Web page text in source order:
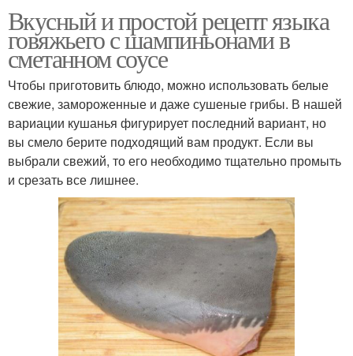
Вкусный и простой рецепт языка
говяжьего с шампиньонами в
сметанном соусе
Чтобы приготовить блюдо, можно использовать белые
свежие, замороженные и даже сушеные грибы. В нашей
вариации кушанья фигурирует последний вариант, но
вы смело берите подходящий вам продукт. Если вы
выбрали свежий, то его необходимо тщательно промыть
и срезать все лишнее.